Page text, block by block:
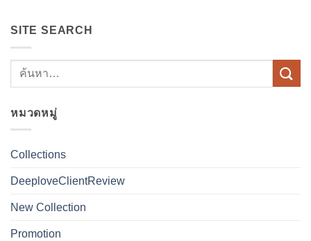
SITE SEARCH
หมวดหมู่
Collections
DeeploveClientReview
New Collection
Promotion